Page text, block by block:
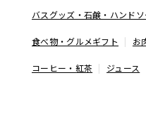
バスグッズ・石鹸・ハンド
食べ物・グルメギフト お
コーヒー・紅茶 ジュース